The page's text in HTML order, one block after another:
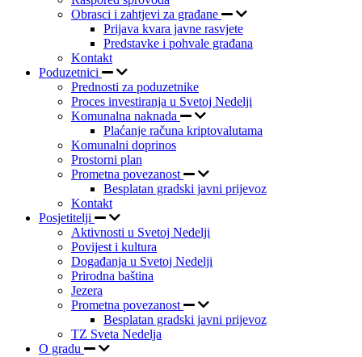
Obrasci i zahtjevi za građane
Prijava kvara javne rasvjete
Predstavke i pohvale građana
Kontakt
Poduzetnici
Prednosti za poduzetnike
Proces investiranja u Svetoj Nedelji
Komunalna naknada
Plaćanje računa kriptovalutama
Komunalni doprinos
Prostorni plan
Prometna povezanost
Besplatan gradski javni prijevoz
Kontakt
Posjetitelji
Aktivnosti u Svetoj Nedelji
Povijest i kultura
Događanja u Svetoj Nedelji
Prirodna baština
Jezera
Prometna povezanost
Besplatan gradski javni prijevoz
TZ Sveta Nedelja
O gradu